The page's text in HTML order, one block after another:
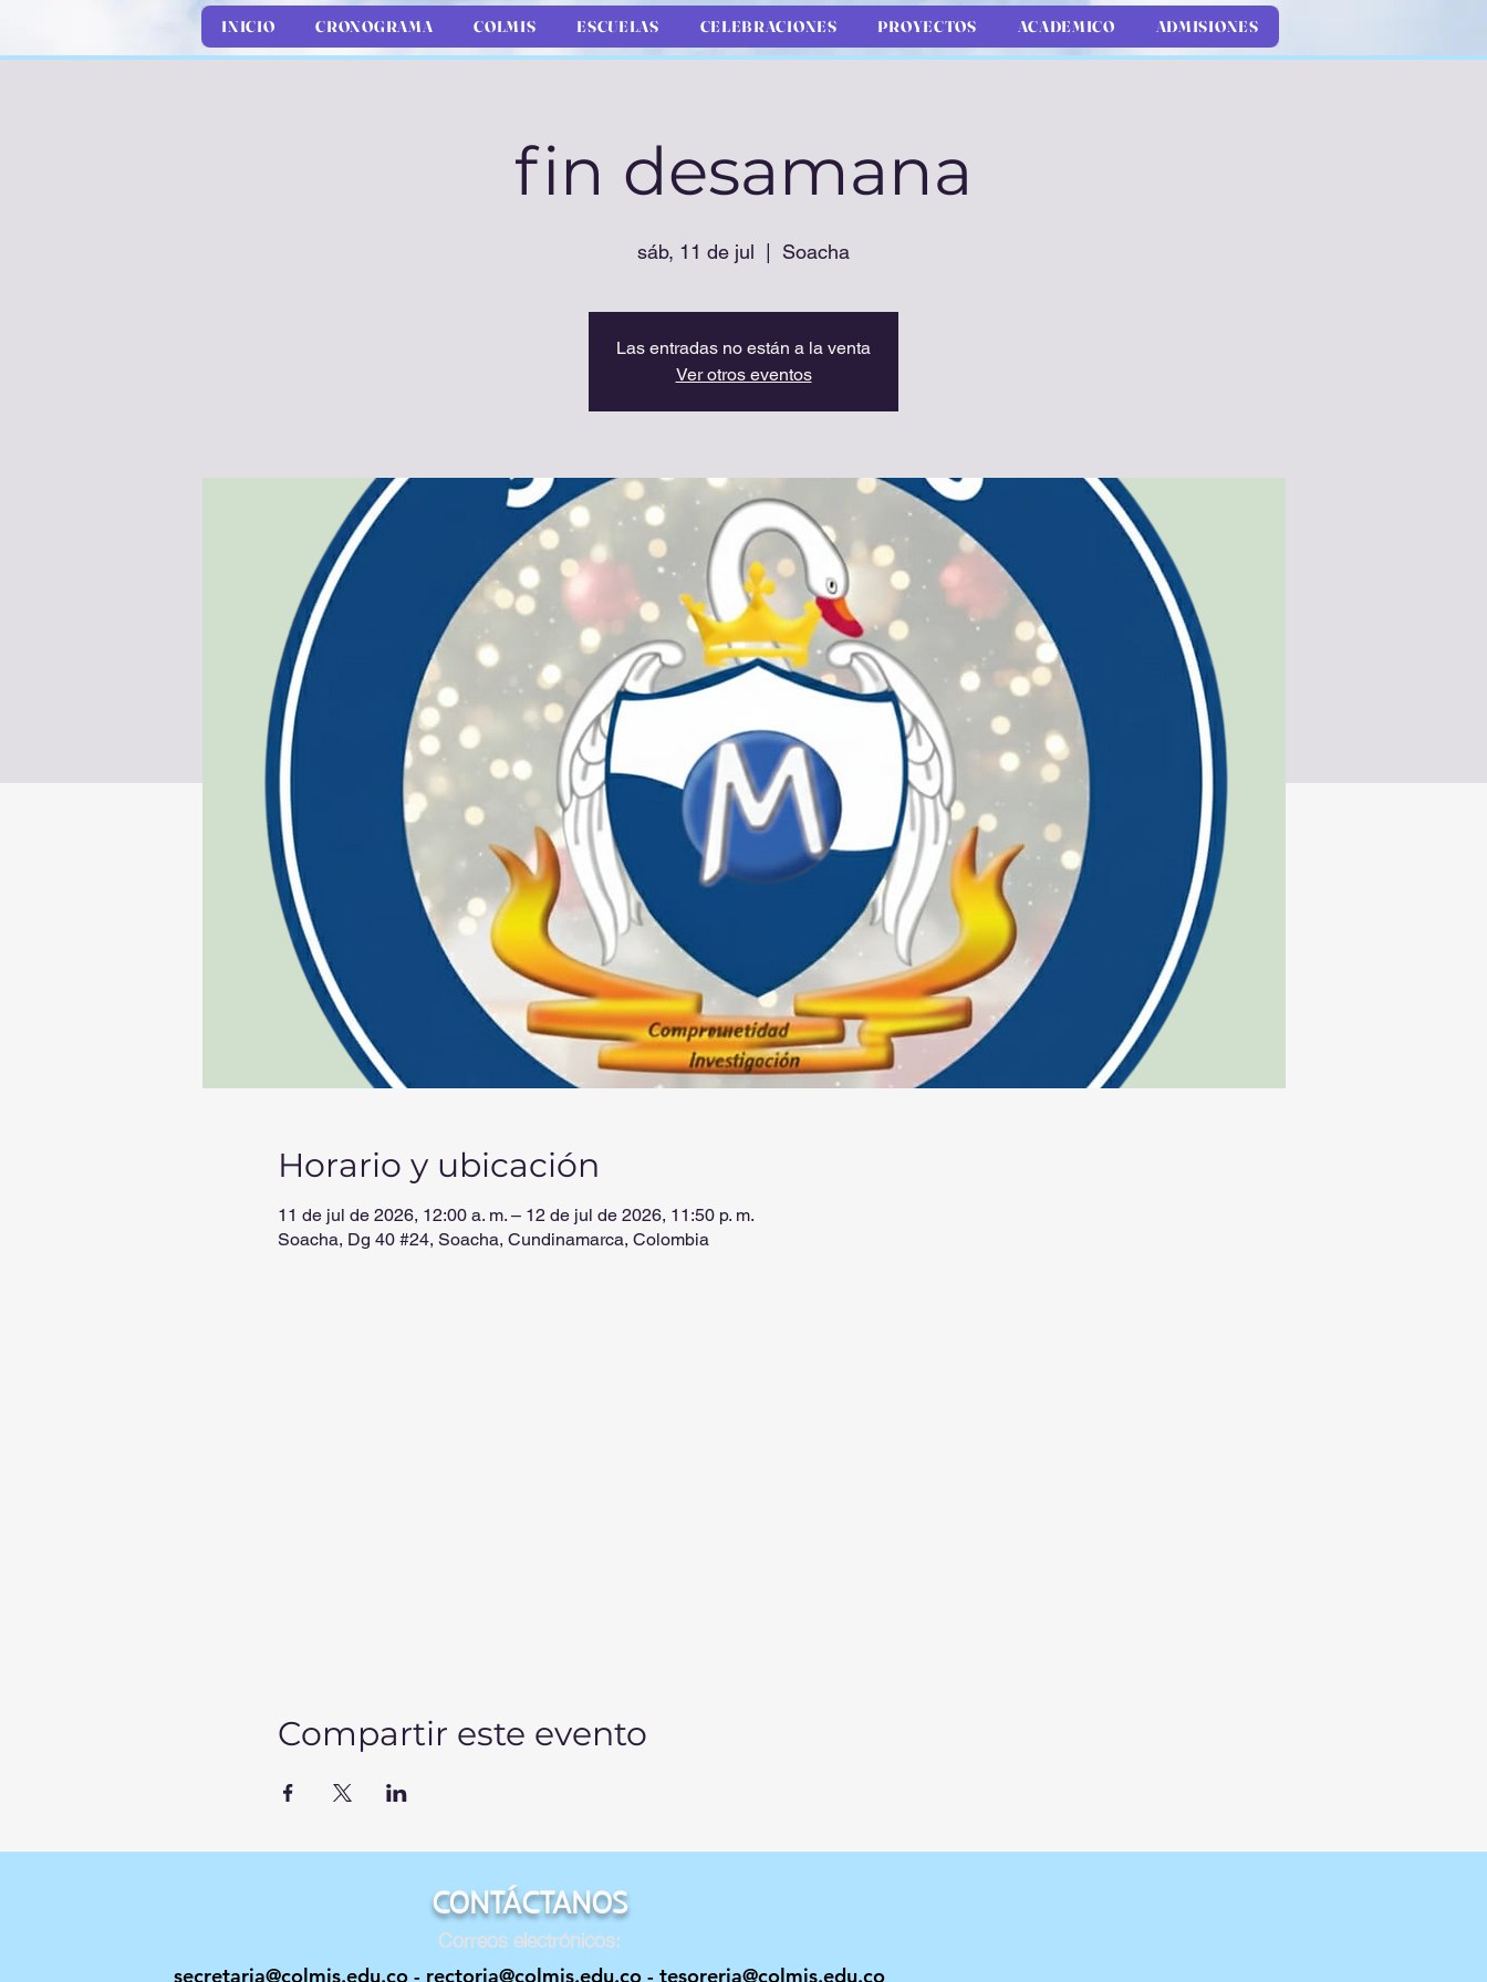
INICIO CRONOGRAMA COLMIS ESCUELAS CELEBRACIONES PROYECTOS ACADEMICO ADMISIONES
fin desamana
sáb, 11 de jul Soacha
Las entradas no están a la venta
Ver otros eventos
Horario y ubicación
11 de jul de 2026, 12:00 a. m. – 12 de jul de 2026, 11:50 p. m.
Soacha, Dg 40 #24, Soacha, Cundinamarca, Colombia
Compartir este evento
CONTÁCTANOS
Correos electrónicos:
secretaria@colmis.edu.co - rectoria@colmis.edu.co - tesoreria@colmis.edu.co